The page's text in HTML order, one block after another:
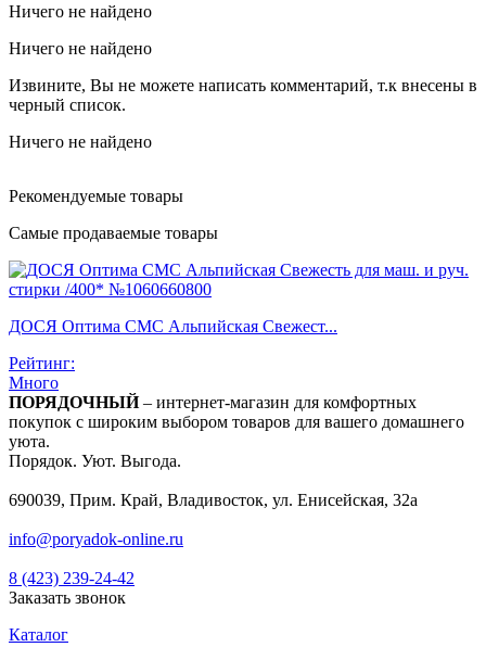
Ничего не найдено
Ничего не найдено
Извините, Вы не можете написать комментарий, т.к внесены в
черный список.
Ничего не найдено
Рекомендуемые товары
Самые продаваемые товары
ДОСЯ Оптима СМС Альпийская Свежест...
Рейтинг:
Много
ПОРЯДОЧНЫЙ– интернет-магазин для комфортных
покупок с широким выбором товаров для вашего домашнего
уюта.
Порядок. Уют. Выгода.
690039, Прим. Край, Владивосток, ул. Енисейская, 32а
info@poryadok-online.ru
8 (423) 239-24-42
Заказать звонок
Каталог